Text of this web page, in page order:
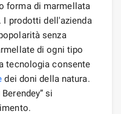
forma di marmellata
I prodotti dell'azienda
senza
di ogni tipo
tecnologia consente
dei doni della natura.
si